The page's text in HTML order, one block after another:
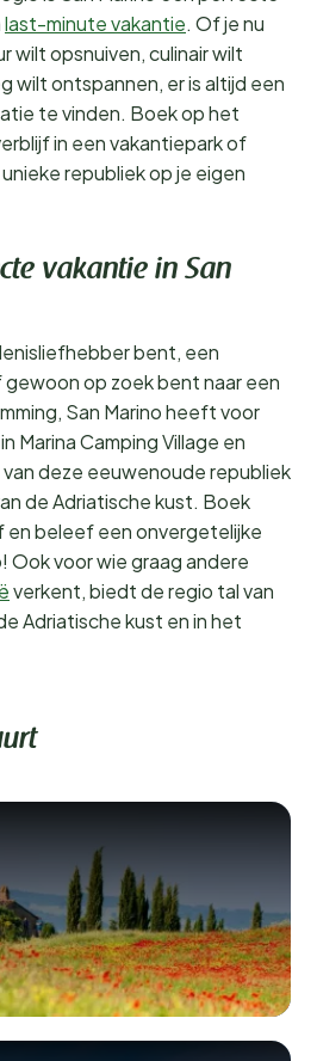
last-minute vakantie. Of je nu
wilt opsnuiven, culinair wilt
wilt ontspannen, er is altijd een
te vinden. Boek op het
in een vakantiepark of
republiek op je eigen
vakantie in San
bent, een
op zoek bent naar een
San Marino heeft voor
Marina Camping Village en
deze eeuwenoude republiek
de Adriatische kust. Boek
en beleef een onvergetelijke
Ook voor wie graag andere
verkent, biedt de regio tal van
Adriatische kust en in het